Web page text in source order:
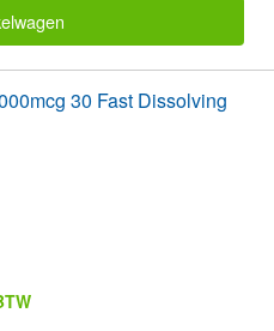
30 Fast Dissolving